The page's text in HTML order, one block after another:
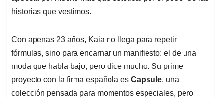
historias que vestimos.
Con apenas 23 años, Kaia no llega para repetir
fórmulas, sino para encarnar un manifiesto: el de una
moda que habla bajo, pero dice mucho. Su primer
proyecto con la firma española es Capsule, una
colección pensada para momentos especiales, pero